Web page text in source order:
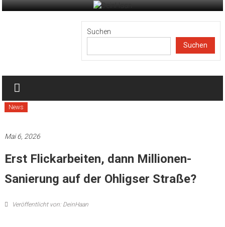
Zum
Suchen
Suchen
News
Mai 6, 2026
Erst Flickarbeiten, dann Millionen-
Sanierung auf der Ohligser Straße?
Veröffentlicht von: DeinHaan